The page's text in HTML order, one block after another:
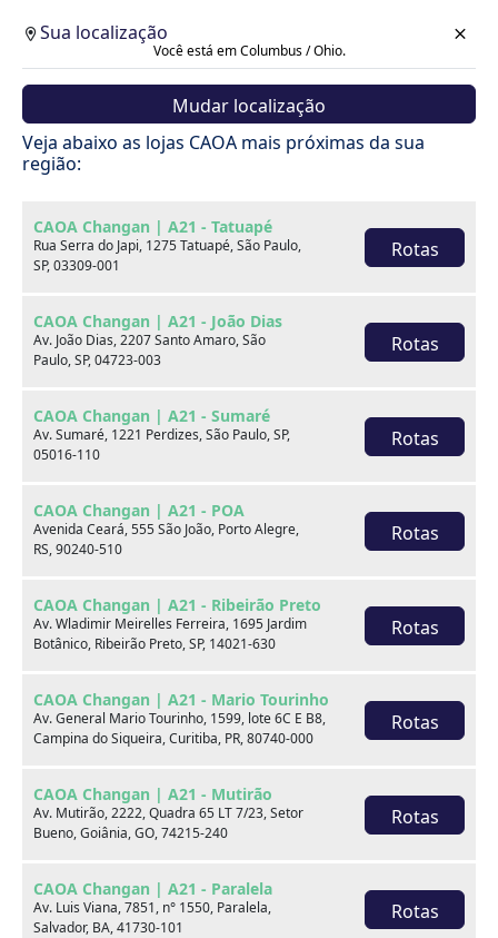
Sua localização
Você está em Columbus / Ohio.
Mudar localização
Veja abaixo as lojas CAOA mais próximas da sua
região:
CAOA Changan | A21 - Tatuapé
Rua Serra do Japi, 1275 Tatuapé, São Paulo,
SP, 03309-001
Rotas
CAOA Changan | A21 - João Dias
Av. João Dias, 2207 Santo Amaro, São
Paulo, SP, 04723-003
Rotas
CAOA Changan | A21 - Sumaré
Av. Sumaré, 1221 Perdizes, São Paulo, SP,
05016-110
Rotas
CAOA Changan | A21 - POA
Avenida Ceará, 555 São João, Porto Alegre,
RS, 90240-510
Rotas
CAOA Changan | A21 - Ribeirão Preto
Av. Wladimir Meirelles Ferreira, 1695 Jardim
Botânico, Ribeirão Preto, SP, 14021-630
Rotas
CAOA Changan | A21 - Mario Tourinho
Av. General Mario Tourinho, 1599, lote 6C E B8,
Campina do Siqueira, Curitiba, PR, 80740-000
Rotas
CAOA Changan | A21 - Mutirão
Av. Mutirão, 2222, Quadra 65 LT 7/23, Setor
Bueno, Goiânia, GO, 74215-240
Rotas
CAOA Changan | A21 - Paralela
Av. Luis Viana, 7851, n° 1550, Paralela,
Salvador, BA, 41730-101
Rotas
Cotação
Voltar
GM - Chevrolet ONIX
Hyundai CAOA - Fortaleza
Por:R$89.990,00